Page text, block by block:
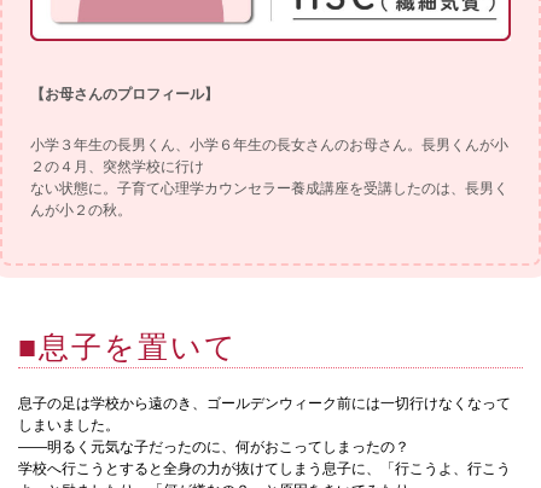
【お母さんのプロフィール】
小学３年生の長男くん、小学６年生の長女さんのお母さん。長男くんが小
２の４月、突然学校に行け
ない状態に。子育て心理学カウンセラー養成講座を受講したのは、長男く
んが小２の秋。
■息子を置いて
息子の足は学校から遠のき、ゴールデンウィーク前には一切行けなくなって
しまいました。
——明るく元気な子だったのに、何がおこってしまったの？
学校へ行こうとすると全身の力が抜けてしまう息子に、「行こうよ、行こう